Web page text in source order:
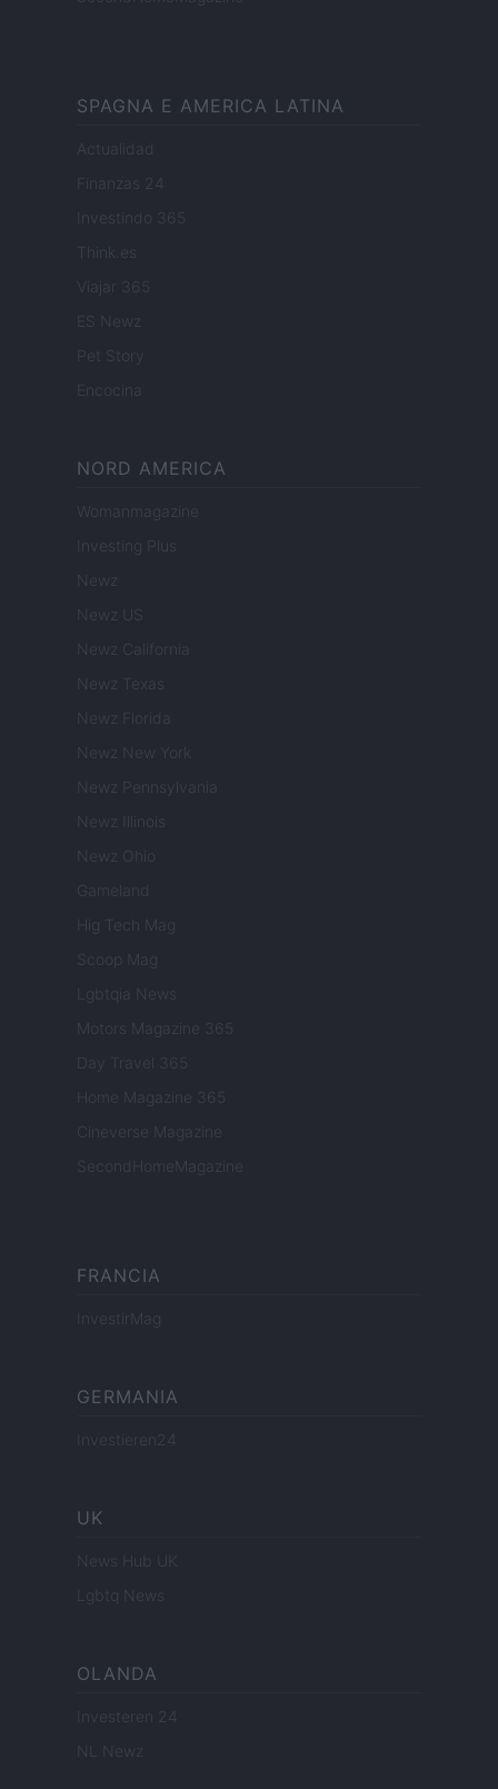
SPAGNA E AMERICA LATINA
Actualidad
Finanzas 24
Investindo 365
Think.es
Viajar 365
ES Newz
Encocina
NORD AMERICA
Womanmagazine
Investing Plus
Newz
Newz US
Newz California
Newz Texas
Newz Florida
Newz New York
Newz Pennsylvania
Newz Illinois
Newz Ohio
Gameland
Hig Tech Mag
Scoop Mag
Lgbtqia News
Motors Magazine 365
Day Travel 365
Home Magazine 365
Cineverse Magazine
SecondHomeMagazine
FRANCIA
InvestirMag
GERMANIA
Investieren24
UK
News Hub UK
Lgbtq News
OLANDA
Investeren 24
NL Newz